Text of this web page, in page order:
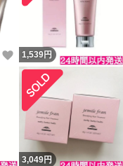
いいね！
1,539円
3,049円